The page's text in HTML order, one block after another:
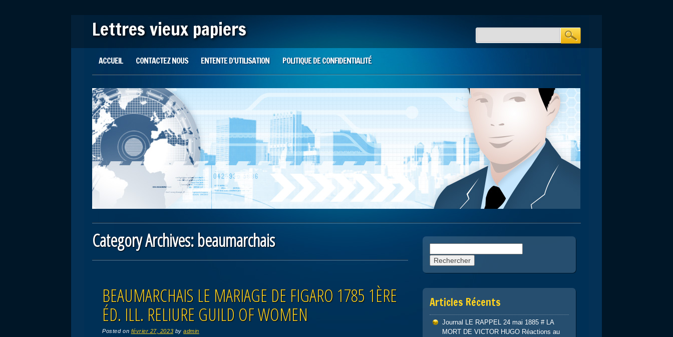
Lettres vieux papiers
Main menu
ACCUEIL CONTACTEZ NOUS ENTENTE D’UTILISATION POLITIQUE DE CONFIDENTIALITÉ
Category Archives:beaumarchais
BEAUMARCHAIS LE MARIAGE DE FIGARO 1785 1ÈRE
ÉD. ILL. RELIURE GUILD OF WOMEN
Posted on février 27, 2023 byadmin
Articles Récents
Journal LE RAPPEL 24 mai 1885 # LA
MORT DE VICTOR HUGO Réactions au